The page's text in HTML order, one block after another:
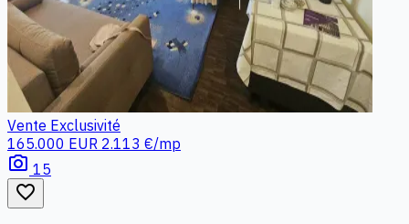
Vente Exclusivité
165.000 EUR 2.113 €/mp
photo_camera 15
favorite_border